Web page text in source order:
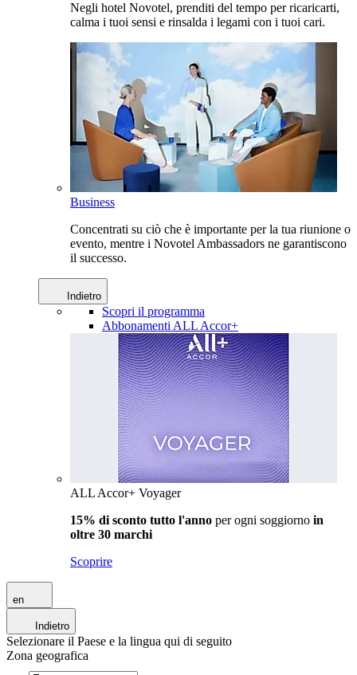
Negli hotel Novotel, prenditi del tempo per ricaricarti,
calma i tuoi sensi e rinsalda i legami con i tuoi cari.
Business
Concentrati su ciò che è importante per la tua riunione o
evento, mentre i Novotel Ambassadors ne garantiscono
il successo.
Indietro
Scopri il programma
Abbonamenti ALL Accor+
ALL Accor+ Voyager
15% di sconto tutto l'anno per ogni soggiorno in
oltre 30 marchi
Scoprire
en
Indietro
Selezionare il Paese e la lingua qui di seguito
Zona geografica